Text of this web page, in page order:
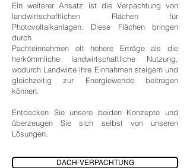
Ein weiterer Ansatz ist die Verpachtung von
landwirtschaftlichen Flächen für
Photovoltaikanlagen. Diese Flächen bringen
durch
Pachteinnahmen oft höhere Erträge als die
herkömmliche landwirtschaftliche Nutzung,
wodurch Landwirte ihre Einnahmen steigern und
gleichzeitig zur Energiewende beitragen
können.
Entdecken Sie unsere beiden Konzepte und
überzeugen Sie sich selbst von unseren
Lösungen.
DACH-VERPACHTUNG